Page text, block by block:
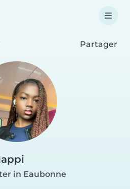
Partager
in Eaubonne